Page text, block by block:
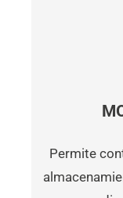
Permite